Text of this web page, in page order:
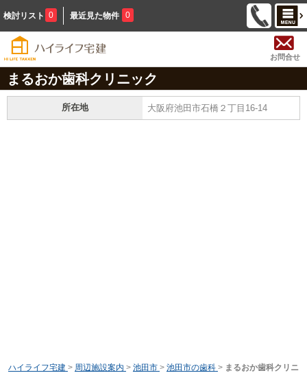
検討リスト 0 最近見た物件 0
お問合せ
まるおか歯科クリニック
所在地 大阪府池田市石橋２丁目16-14
ハイライフ宅建 > 周辺施設案内 > 池田市 > 池田市の歯科 > まるおか歯科クリニ